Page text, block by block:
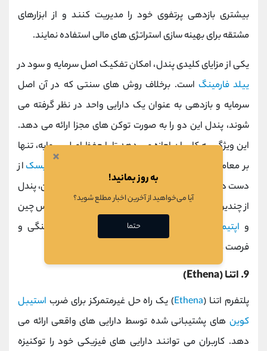
بیشتری بازدهی پرتفوی خود را مدیریت کنند و از ابزارهای
مشتقه برای بهینه ‌سازی استراتژی ‌های مالی استفاده نمایند.
یکی از مزایای کلیدی پندل، امکان تفکیک اصل سرمایه و سود در
ییلد فارمینگ است. برخلاف روش ‌های سنتی که در آن اصل
سرمایه و بازدهی به ‌عنوان یک دارایی واحد در نظر گرفته می
‌شوند، پندل این دو را به صورت توکن‌ های مجزا ارائه می‌ دهد.
این ویژگی به کاربران اجازه می ‌دهد تا با حفظ اصل سرمایه، تنها
بر معامله سود حاصل از سرمایه‌ گذاری تمرکز کنند و
ریسک از
دست دادن سرمایه اولیه را به حداقل برسانند. علاوه بر این، پندل
از چندین شبکه بلاک ‌چین از جمله اتریوم
، آربیتروم، بایننس چین
و اپتیمیسم
پشتیبانی می کند که دسترسی به نقدینگی و
فرصت ‌های سرمایه ‌گذاری را گسترش می ‌دهد.
9. اتنا (Ethena)
پلتفرم اتنا (Ethena) یک راه ‌حل غیرمتمرکز برای ضرب استیبل‌
کوین ‌های پشتیبانی‌ شده توسط دارایی ‌های واقعی ارائه می
‌دهد. کاربران می‌ توانند دارایی ‌های فیزیکی خود را توکنیزه
×
به روز بمانید!
آیا می‌خواهید از آخرین اخبار مطلع شوید؟
حتما